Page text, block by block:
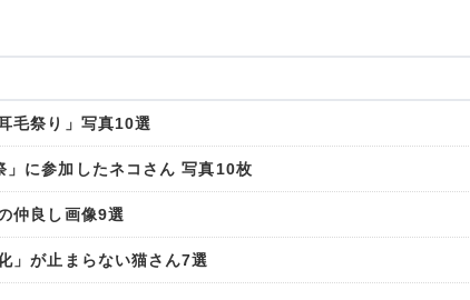
毛祭り」写真10選
」に参加したネコさん 写真10枚
仲良し画像9選
が止まらない猫さん7選